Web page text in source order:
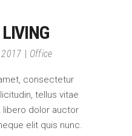
Office
consectetur
tellus vitae
dolor auctor
elit quis nunc.